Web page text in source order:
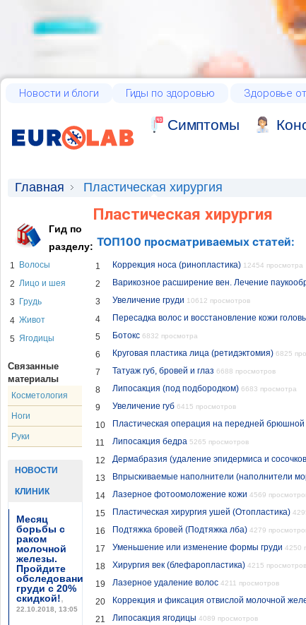
Новости и блоги Гиды по здоровью Здоровье
Cимптомы
Главная Пластическая хирургия
Гид по
разделу:
1
Волосы
2 Лицо и шея
3
Грудь
4 Живот
5 Ягодицы
Связанные
материалы
Косметология
Ноги
Руки
НОВОСТИ
КЛИНИК
Месяц
борьбы с
раком
молочной
железы.
Пройдите
обследование
груди с 20%
скидкой!,
22.10.2018, 13:05
Пластическая хирургия
ТОП100 просматриваемых статей:
1 Коррекция носа (ринопластика) 12454 просмотра
2 Варикозное расширение вен. Лечение
3 Увеличение груди 10612 просмотров
4 Пересадка волос и восстановление кожи
5 Ботокс 6832 просмотра
6 Круговая пластика лица (ретидэктомия) 6825
7 Татуаж губ, бровей и глаз 6688 просмотров
8 Липосакция (под подбородком) 6683 просмотра
9 Увеличение губ 6415 просмотров
10 Пластическая операция на передней брюшной
11 Липосакция бедра 5265 просмотров
12 Дермабразия (удаление эпидермиса и
13 Впрыскиваемые наполнители (наполнители
14 Лазерное фотоомоложение кожи 4569
15 Пластическая хирургия ушей (Отопластика)
16 Подтяжка бровей (Подтяжка лба) 4279
17 Уменьшение или изменение формы груди 4250
18 Хирургия век (блефаропластика) 4215 просмотров
19 Лазерное удаление волос 4211 просмотров
20 Коррекция и фиксация отвислой молочной
21 Липосакция ягодицы 4089 просмотров